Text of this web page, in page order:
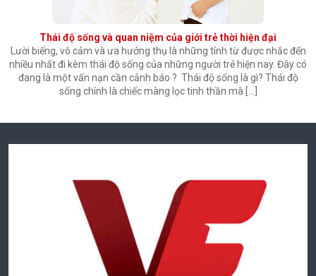
Thái độ sống và quan niệm của giới trẻ thời hiện đại
Lười biếng, vô cảm và ưa hưởng thụ là những tính từ được nhắc đến
nhiều nhất đi kèm thái độ sống của những người trẻ hiện nay. Đây có
đang là một vấn nạn cần cảnh báo ? Thái độ sống là gì? Thái độ
sống chính là chiếc màng lọc tinh thần mà […]